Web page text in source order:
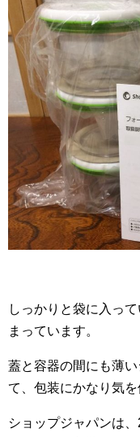
しっかりと袋に入っ
まっています。
蓋と容器の間にも薄
て、包装にかなり気を
ショップジャパンは